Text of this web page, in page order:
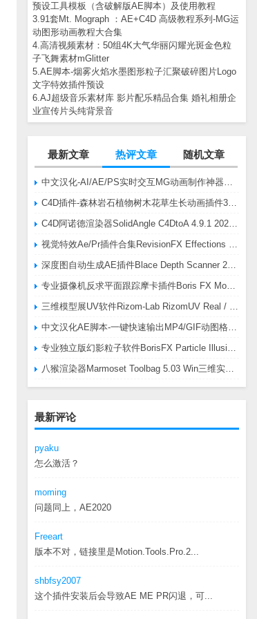
预设工具模板（含破解版AE脚本）及使用教程
3.91套Mt. Mograph ：AE+C4D 高级教程系列-MG运
动图形动画教程大合集
4.高清视频素材：50组4K大气华丽闪耀光斑金色粒
子飞舞素材mGlitter
5.AE脚本-烟雾火焰水墨图形粒子汇聚破碎图片Logo
文字特效插件预设
6.AJ超级音乐素材库 影片配乐精品合集 婚礼相册企
业宣传片头纯背景音
最新文章 热评文章 随机文章
最新评论
pyaku
怎么激活？
moming
问题同上，AE2020
Freeart
版本不对，链接里是Motion.Tools.Pro.2...
shbfsy2007
这个插件安装后会导致AE ME PR闪退，可...